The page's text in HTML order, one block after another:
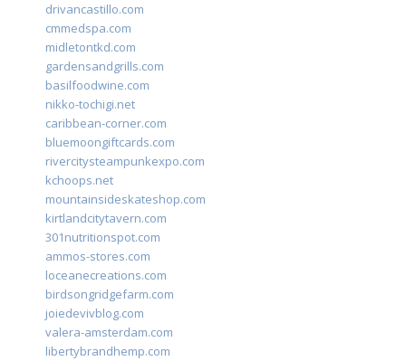
drivancastillo.com
cmmedspa.com
midletontkd.com
gardensandgrills.com
basilfoodwine.com
nikko-tochigi.net
caribbean-corner.com
bluemoongiftcards.com
rivercitysteampunkexpo.com
kchoops.net
mountainsideskateshop.com
kirtlandcitytavern.com
301nutritionspot.com
ammos-stores.com
loceanecreations.com
birdsongridgefarm.com
joiedevivblog.com
valera-amsterdam.com
libertybrandhemp.com